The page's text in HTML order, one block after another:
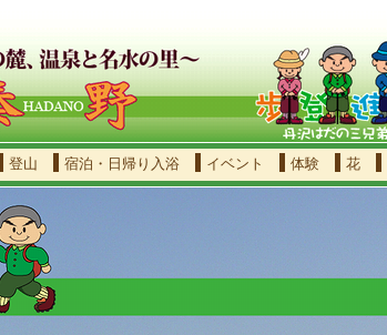
登山 宿泊・日帰り入浴 イベント 体験 花